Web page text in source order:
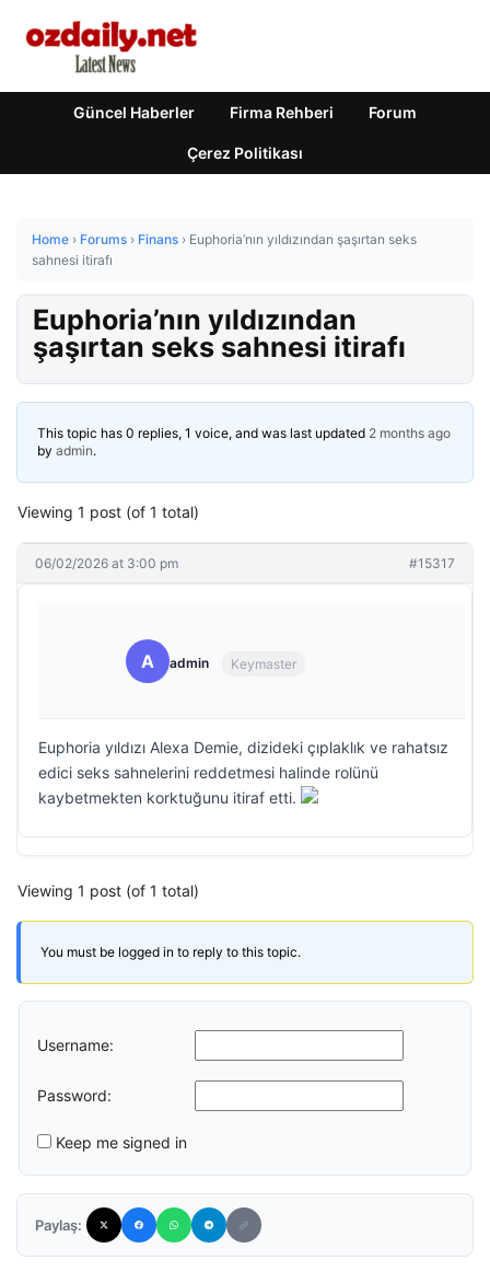
Güncel Haberler Firma Rehberi Forum
Çerez Politikası
Home › Forums › Finans › Euphoria’nın yıldızından şaşırtan seks
sahnesi itirafı
Euphoria’nın yıldızından
şaşırtan seks sahnesi itirafı
This topic has 0 replies, 1 voice, and was last updated 2 months ago
by admin.
Viewing 1 post (of 1 total)
06/02/2026 at 3:00 pm #15317
A admin Keymaster
Euphoria yıldızı Alexa Demie, dizideki çıplaklık ve rahatsız
edici seks sahnelerini reddetmesi halinde rolünü
kaybetmekten korktuğunu itiraf etti.
Viewing 1 post (of 1 total)
You must be logged in to reply to this topic.
Username:
Password:
Keep me signed in
Paylaş: